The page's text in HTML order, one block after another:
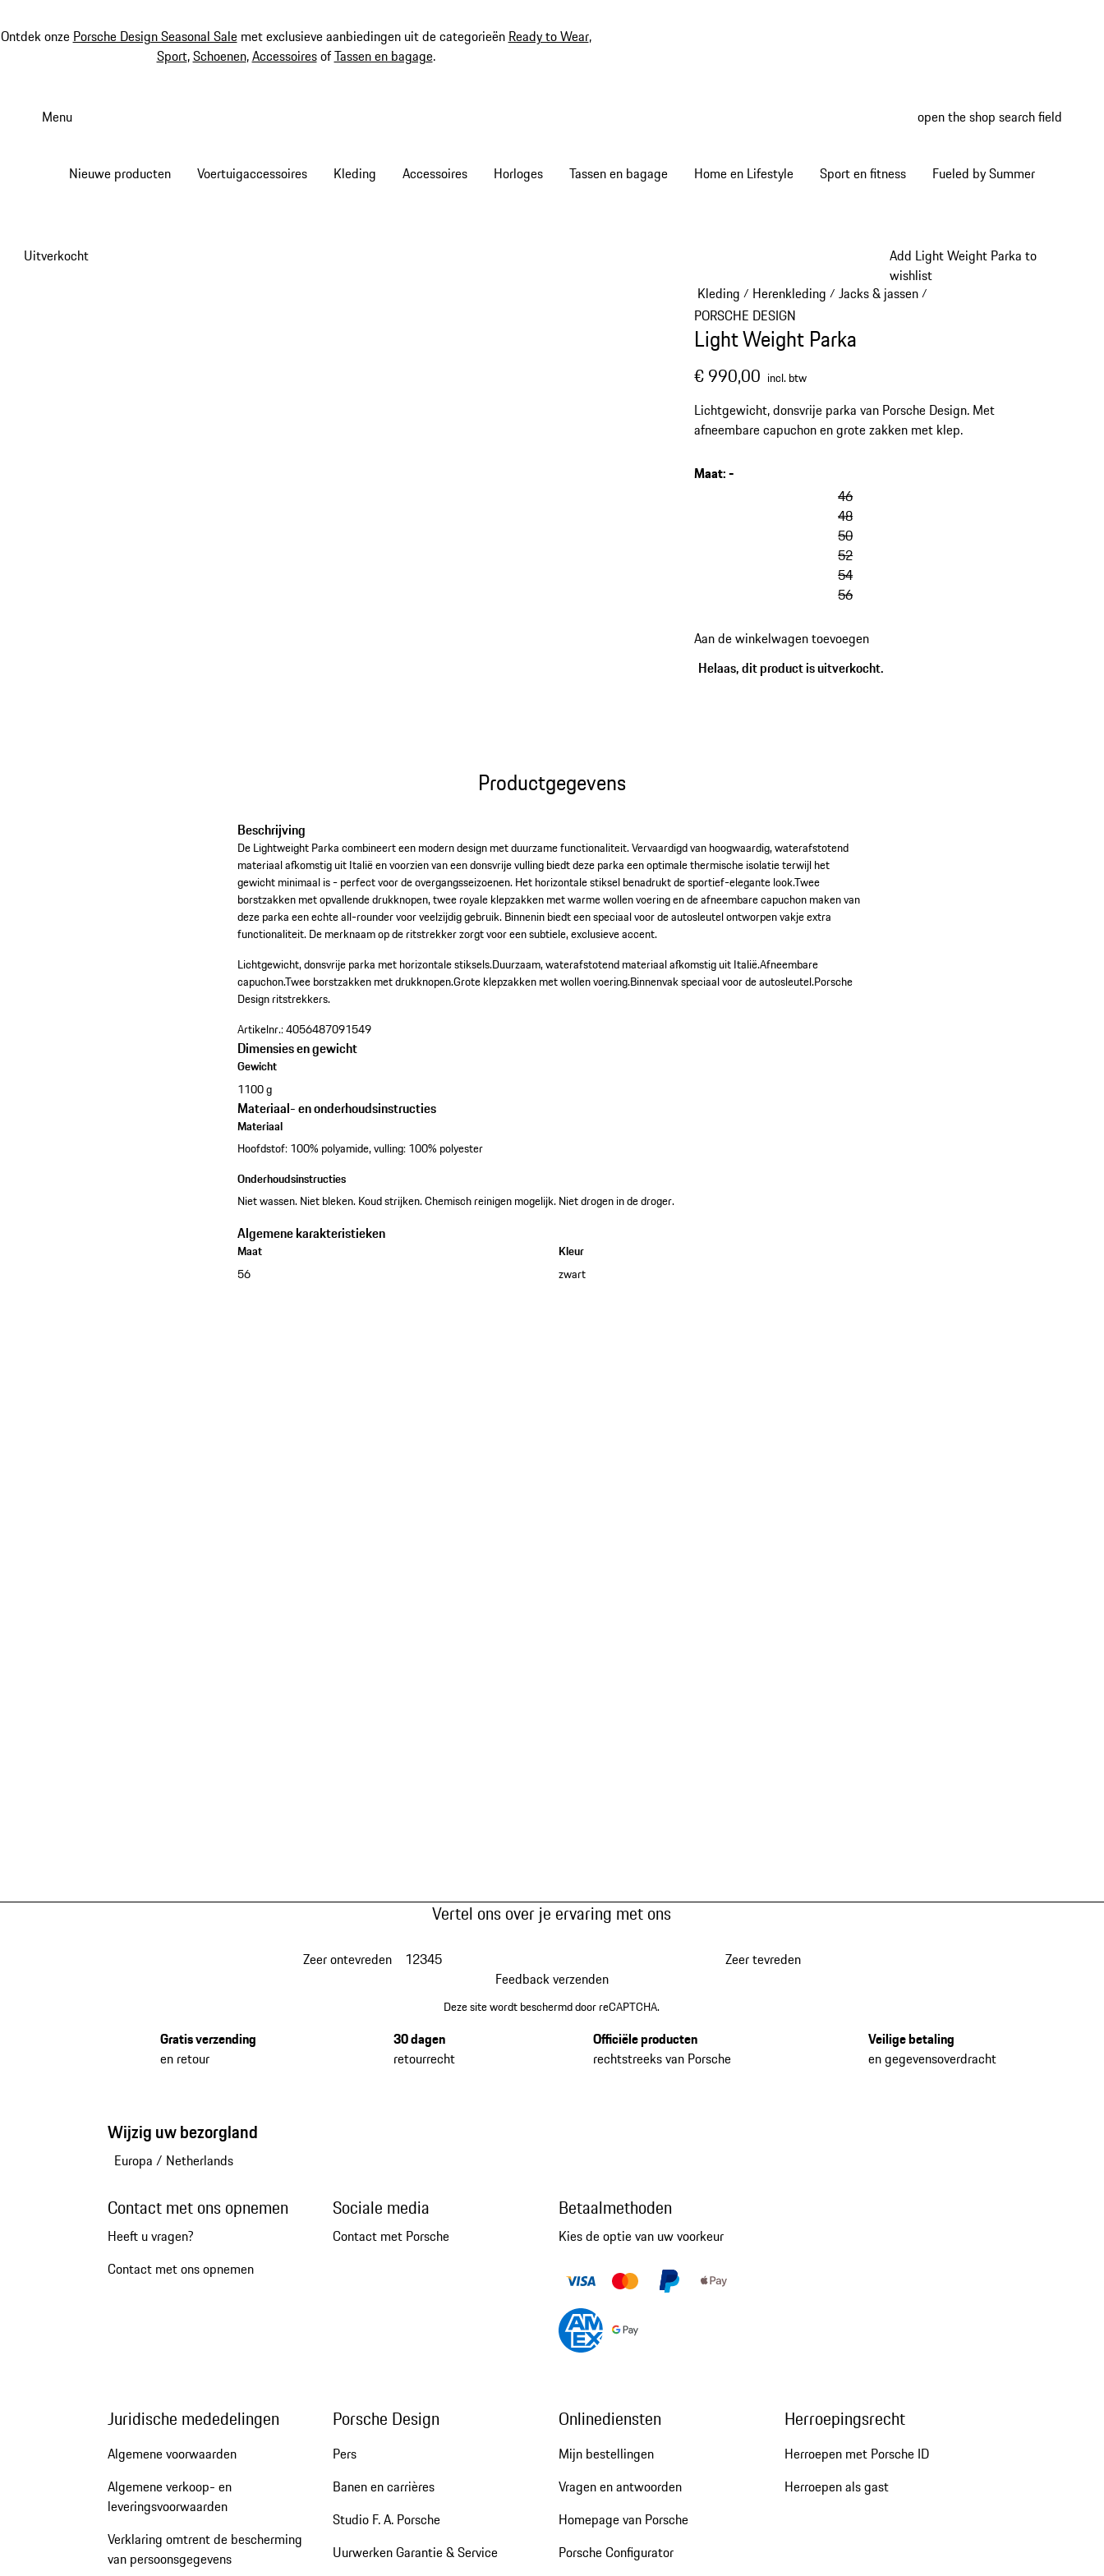
Ontdek onze Porsche Design Seasonal Salemet exclusieve aanbiedingen uit de categorieën Ready to Wear,
Sport,Schoenen,AccessoiresofTassen en bagage.
Menu open the shop search field
Nieuwe producten Voertuigaccessoires Kleding Accessoires Horloges Tassen en bagage Home en Lifestyle Sport en fitness Fueled by Summer
Add Light Weight Parka to
wishlist
Uitverkocht
Kleding / Herenkleding / Jacks & jassen/
PORSCHE DESIGN
Light Weight Parka
€ 990,00 incl. btw
Lichtgewicht, donsvrije parka van Porsche Design. Met
afneembare capuchon en grote zakken met klep.
Maat:-
46
48
50
52
54
56
Aan de winkelwagen toevoegen
Helaas, dit product is uitverkocht.
Productgegevens
Beschrijving
De Lightweight Parka combineert een modern design met duurzame functionaliteit. Vervaardigd van hoogwaardig, waterafstotend
materiaal afkomstig uit Italië en voorzien van een donsvrije vulling biedt deze parka een optimale thermische isolatie terwijl het
gewicht minimaal is - perfect voor de overgangsseizoenen. Het horizontale stiksel benadrukt de sportief-elegante look.Twee
borstzakken met opvallende drukknopen, twee royale klepzakken met warme wollen voering en de afneembare capuchon maken van
deze parka een echte all-rounder voor veelzijdig gebruik. Binnenin biedt een speciaal voor de autosleutel ontworpen vakje extra
functionaliteit. De merknaam op de ritstrekker zorgt voor een subtiele, exclusieve accent.
Lichtgewicht, donsvrije parka met horizontale stiksels.Duurzaam, waterafstotend materiaal afkomstig uit Italië.Afneembare
capuchon.Twee borstzakken met drukknopen.Grote klepzakken met wollen voering.Binnenvak speciaal voor de autosleutel.Porsche
Design ritstrekkers.
Artikelnr.:4056487091549
Dimensies en gewicht
Gewicht
1100 g
Materiaal- en onderhoudsinstructies
Materiaal
Hoofdstof: 100% polyamide, vulling: 100% polyester
Onderhoudsinstructies
Niet wassen. Niet bleken. Koud strijken. Chemisch reinigen mogelijk. Niet drogen in de droger.
Algemene karakteristieken
Maat
56
Kleur
zwart
Vertel ons over je ervaring met ons
Zeer ontevreden 12345
Zeer tevreden
Feedback verzenden
Deze site wordt beschermd door reCAPTCHA.
Gratis verzending
en retour
30 dagen
retourrecht
Officiële producten
rechtstreeks van Porsche
Veilige betaling
en gegevensoverdracht
Wijzig uw bezorgland
Europa / Netherlands
Contact met ons opnemen
Heeft u vragen?
Contact met ons opnemen
Sociale media
Contact met Porsche
Betaalmethoden
Kies de optie van uw voorkeur
Juridische mededelingen
Algemene voorwaarden
Algemene verkoop- en
leveringsvoorwaarden
Verklaring omtrent de bescherming
van persoonsgegevens
Porsche Design
Pers
Banen en carrières
Studio F. A. Porsche
Uurwerken Garantie & Service
Onlinediensten
Mijn bestellingen
Vragen en antwoorden
Homepage van Porsche
Porsche Configurator
Herroepingsrecht
Herroepen met Porsche ID
Herroepen als gast